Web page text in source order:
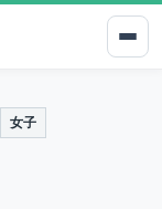
女子